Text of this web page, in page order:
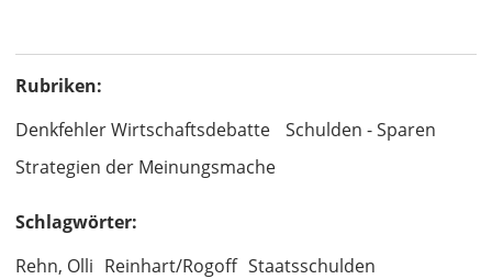
Rubriken:
Denkfehler Wirtschaftsdebatte
Schulden - Sparen
Strategien der Meinungsmache
Schlagwörter:
Rehn, Olli Reinhart/Rogoff Staatsschulden